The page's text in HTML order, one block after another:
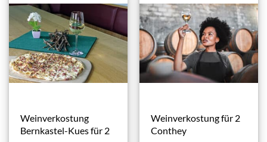
Weinverkostung
Bernkastel-Kues für 2
Weinverkostung für 2
Conthey